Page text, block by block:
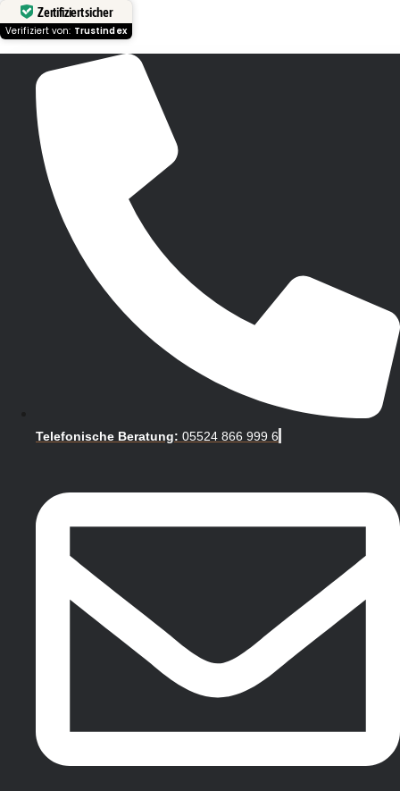
Zertifiziert sicher
Verifiziert von: Trustindex
Telefonische Beratung: 05524 866 999 6